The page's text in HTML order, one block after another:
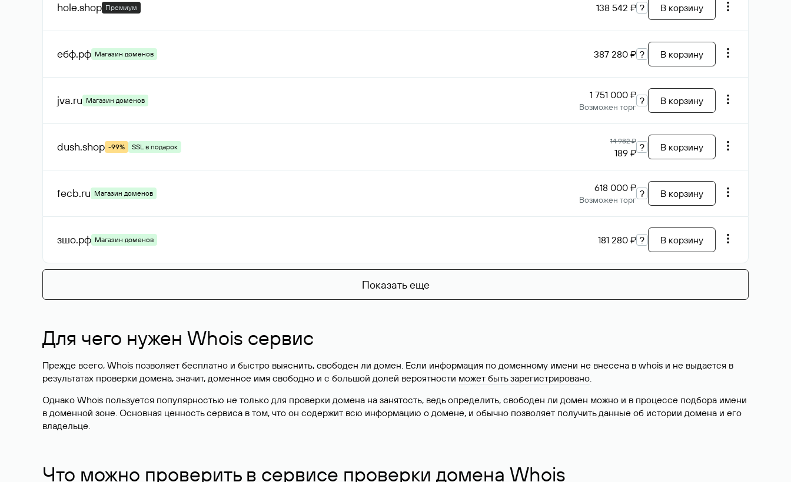
hole.shop Премиум 138 542 ₽ ? В корзину
ебф.рф Магазин доменов 387 280 ₽ ? В корзину
jva.ru Магазин доменов 1 751 000 ₽
Возможен торг
? В корзину
dush.shop -99% SSL в подарок
14 982 ₽
189 ₽ ? В корзину
fecb.ru Магазин доменов 618 000 ₽
Возможен торг
? В корзину
зшо.рф Магазин доменов 181 280 ₽ ? В корзину
Показать еще
Для чего нужен Whois сервис
Прежде всего, Whois позволяет бесплатно и быстро выяснить, свободен ли домен. Если информация по доменному имени не внесена в whois и не выдается в
результатах проверки домена, значит, доменное имя свободно и с большой долей вероятности может быть зарегистрировано.
Однако Whois пользуется популярностью не только для проверки домена на занятость, ведь определить, свободен ли домен можно и в процессе подбора имени
в доменной зоне. Основная ценность сервиса в том, что он содержит всю информацию о домене, и обычно позволяет получить данные об истории домена и его
владельце.
Что можно проверить в сервисе проверки домена Whois